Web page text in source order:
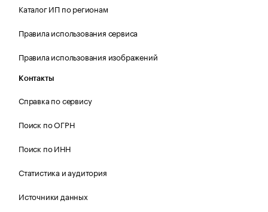
Каталог ИП по регионам
Правила использования сервиса
Правила использования изображений
Контакты
Справка по сервису
Поиск по ОГРН
Поиск по ИНН
Статистика и аудитория
Источники данных